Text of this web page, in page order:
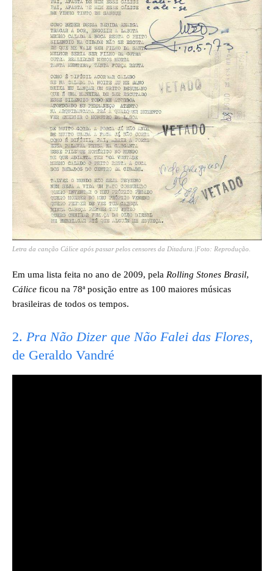
Letra da canção Cálice após passar pelos censores da Ditadura.|Foto: Reprodução.
Em uma lista feita no ano de 2009, pela Rolling Stones Brasil,
Cálice ficou na 78ª posição entre as 100 maiores músicas
brasileiras de todos os tempos.
2. Pra Não Dizer que Não Falei das Flores,
de Geraldo Vandré